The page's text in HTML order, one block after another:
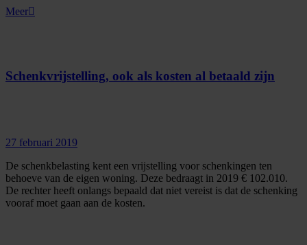
Meer
Schenkvrijstelling, ook als kosten al betaald zijn
27 februari 2019
De schenkbelasting kent een vrijstelling voor schenkingen ten
behoeve van de eigen woning. Deze bedraagt in 2019 € 102.010.
De rechter heeft onlangs bepaald dat niet vereist is dat de schenking
vooraf moet gaan aan de kosten.